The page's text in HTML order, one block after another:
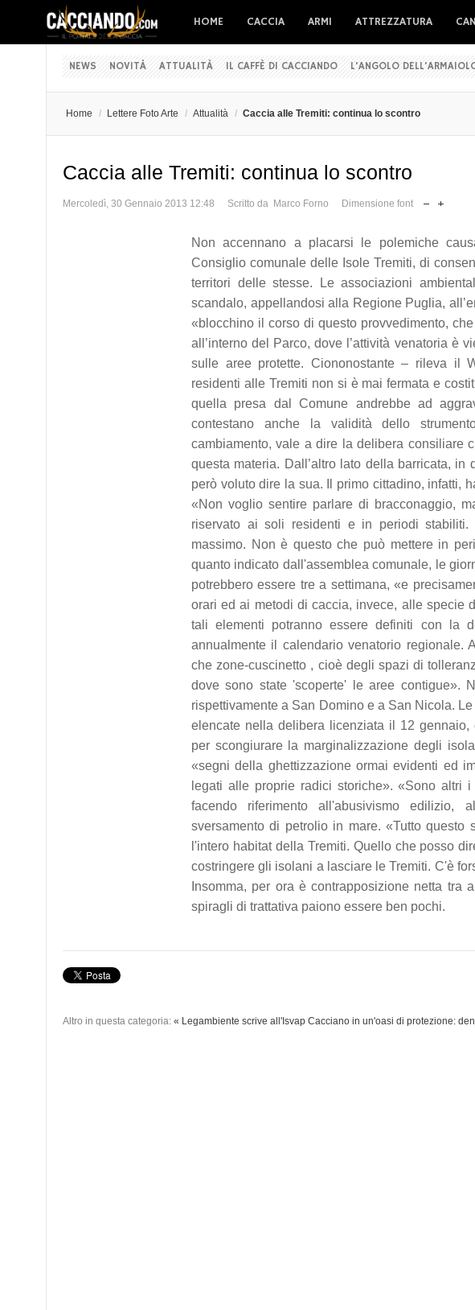
HOME CACCIA ARMI ATTREZZATURA
NEWS NOVITÀ ATTUALITÀ IL CAFFÈ DI CACCIANDO L'ANGOLO
Home / Lettere Foto Arte / Attualità / Caccia alle Tremiti: continua lo scontro
Caccia alle Tremiti: continua lo scontro
Mercoledì, 30 Gennaio 2013 12:48 Scritto da Marco Forno Dimensione font
Non accennano a placarsi le polemiche
Consiglio comunale delle Isole Tremiti, di
territori delle stesse. Le associazioni
scandalo, appellandosi alla Regione Puglia,
«blocchino il corso di questo provvedimento,
all’interno del Parco, dove l’attività venatoria è
sulle aree protette. Ciononostante – rileva il
residenti alle Tremiti non si è mai fermata e
quella presa dal Comune andrebbe ad
contestano anche la validità dello
cambiamento, vale a dire la delibera consiliare
questa materia. Dall’altro lato della barricata,
però voluto dire la sua. Il primo cittadino, infatti,
«Non voglio sentire parlare di bracconaggio,
riservato ai soli residenti e in periodi
massimo. Non è questo che può mettere in
quanto indicato dall'assemblea comunale, le
potrebbero essere tre a settimana, «e
orari ed ai metodi di caccia, invece, alle specie
tali elementi potranno essere definiti con la
annualmente il calendario venatorio regionale.
che zone-cuscinetto , cioè degli spazi di
dove sono state 'scoperte' le aree contigue».
rispettivamente a San Domino e a San Nicola.
elencate nella delibera licenziata il 12
per scongiurare la marginalizzazione degli
«segni della ghettizzazione ormai evidenti ed
legati alle proprie radici storiche». «Sono altri
facendo riferimento all'abusivismo
sversamento di petrolio in mare. «Tutto
l'intero habitat della Tremiti. Quello che posso
costringere gli isolani a lasciare le Tremiti. C'è
Insomma, per ora è contrapposizione netta tra
spiragli di trattativa paiono essere ben pochi.
Altro in questa categoria: « Legambiente scrive all'Isvap Cacciano in un'oasi di protezione: